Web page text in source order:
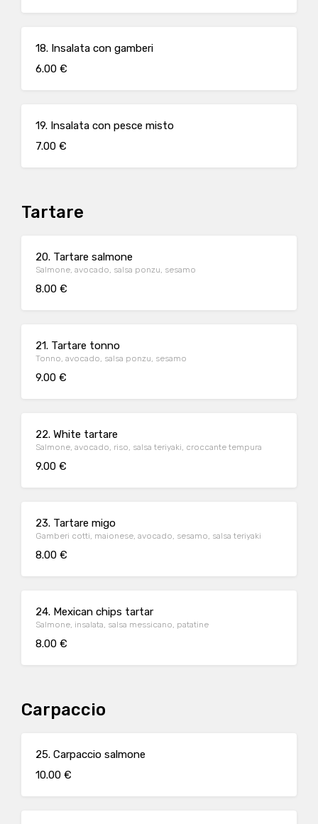
18. Insalata con gamberi
6.00 €
19. Insalata con pesce misto
7.00 €
Tartare
20. Tartare salmone
Salmone, avocado, salsa ponzu, sesamo
8.00 €
21. Tartare tonno
Tonno, avocado, salsa ponzu, sesamo
9.00 €
22. White tartare
Salmone, avocado, riso, salsa teriyaki, croccante tempura
9.00 €
23. Tartare migo
Gamberi cotti, maionese, avocado, sesamo, salsa teriyaki
8.00 €
24. Mexican chips tartar
Salmone, insalata, salsa messicano, patatine
8.00 €
Carpaccio
25. Carpaccio salmone
10.00 €